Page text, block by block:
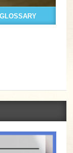
GLOSSARY